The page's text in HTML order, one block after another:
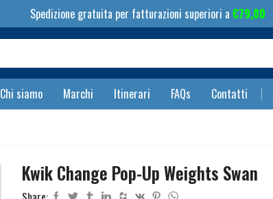
Spedizione gratuita per fatturazioni superiori a €79,00
input
Chi siamo Marchi Itinerari FAQs Contatti
Kwik Change Pop-Up Weights Swan